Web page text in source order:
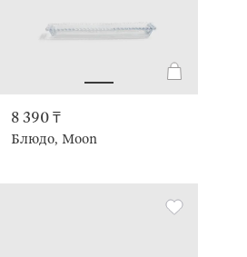
8 390 ₸
Блюдо, Moon